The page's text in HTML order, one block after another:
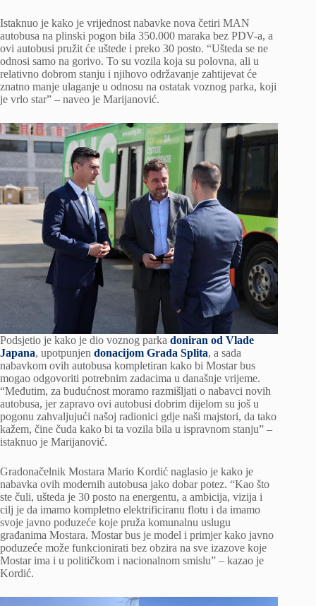
Istaknuo je kako je vrijednost nabavke nova četiri MAN
autobusa na plinski pogon bila 350.000 maraka bez PDV-a, a
ovi autobusi pružit će uštede i preko 30 posto. “Ušteda se ne
odnosi samo na gorivo. To su vozila koja su polovna, ali u
relativno dobrom stanju i njihovo održavanje zahtijevat će
znatno manje ulaganje u odnosu na ostatak voznog parka, koji
je vrlo star” – naveo je Marijanović.
Podsjetio je kako je dio voznog parka doniran od Vlade
Japana, upotpunjen donacijom Grada Splita, a sada
nabavkom ovih autobusa kompletiran kako bi Mostar bus
mogao odgovoriti potrebnim zadacima u današnje vrijeme.
“Međutim, za budućnost moramo razmišljati o nabavci novih
autobusa, jer zapravo ovi autobusi dobrim dijelom su još u
pogonu zahvaljujući našoj radionici gdje naši majstori, da tako
kažem, čine čuda kako bi ta vozila bila u ispravnom stanju” –
istaknuo je Marijanović.
Gradonačelnik Mostara Mario Kordić naglasio je kako je
nabavka ovih modernih autobusa jako dobar potez. “Kao što
ste čuli, ušteda je 30 posto na energentu, a ambicija, vizija i
cilj je da imamo kompletno elektrificiranu flotu i da imamo
svoje javno poduzeće koje pruža komunalnu uslugu
građanima Mostara. Mostar bus je model i primjer kako javno
poduzeće može funkcionirati bez obzira na sve izazove koje
Mostar ima i u političkom i nacionalnom smislu” – kazao je
Kordić.